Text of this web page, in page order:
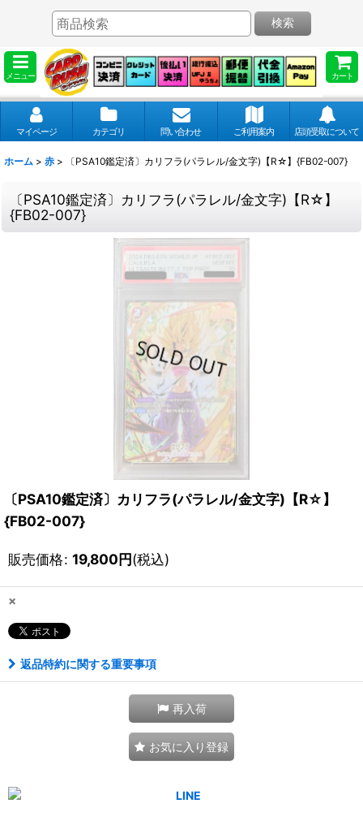
メニュー カート
検索
マイページ カテゴリ 問い合わせ ご利用案内 店頭受取について
ホーム > 赤 > 〔PSA10鑑定済〕カリフラ(パラレル/金文字)【R☆】{FB02-007}
〔PSA10鑑定済〕カリフラ(パラレル/金文字)【R☆】
{FB02-007}
〔PSA10鑑定済〕カリフラ(パラレル/金文字)【R☆】
{FB02-007}
販売価格: 19,800円(税込)
×
返品特約に関する重要事項
再入荷
お気に入り登録